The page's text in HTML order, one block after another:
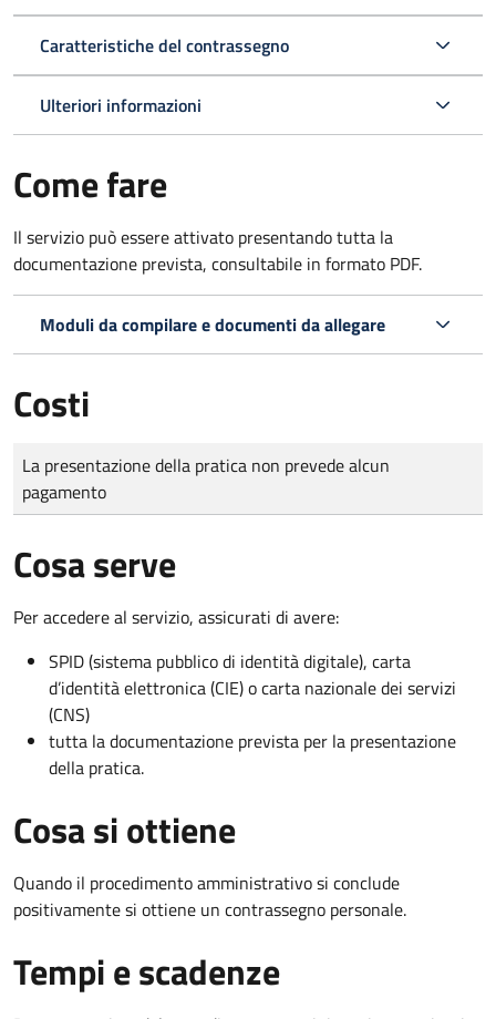
Caratteristiche del contrassegno
Ulteriori informazioni
Come fare
Il servizio può essere attivato presentando tutta la
documentazione prevista, consultabile in formato PDF.
Moduli da compilare e documenti da allegare
Costi
Tipo di pagamento
Importo
La presentazione della pratica non prevede alcun
pagamento
Cosa serve
Per accedere al servizio, assicurati di avere:
SPID (sistema pubblico di identità digitale), carta
d’identità elettronica (CIE) o carta nazionale dei servizi
(CNS)
tutta la documentazione prevista per la presentazione
della pratica.
Cosa si ottiene
Quando il procedimento amministrativo si conclude
positivamente si ottiene un contrassegno personale.
Tempi e scadenze